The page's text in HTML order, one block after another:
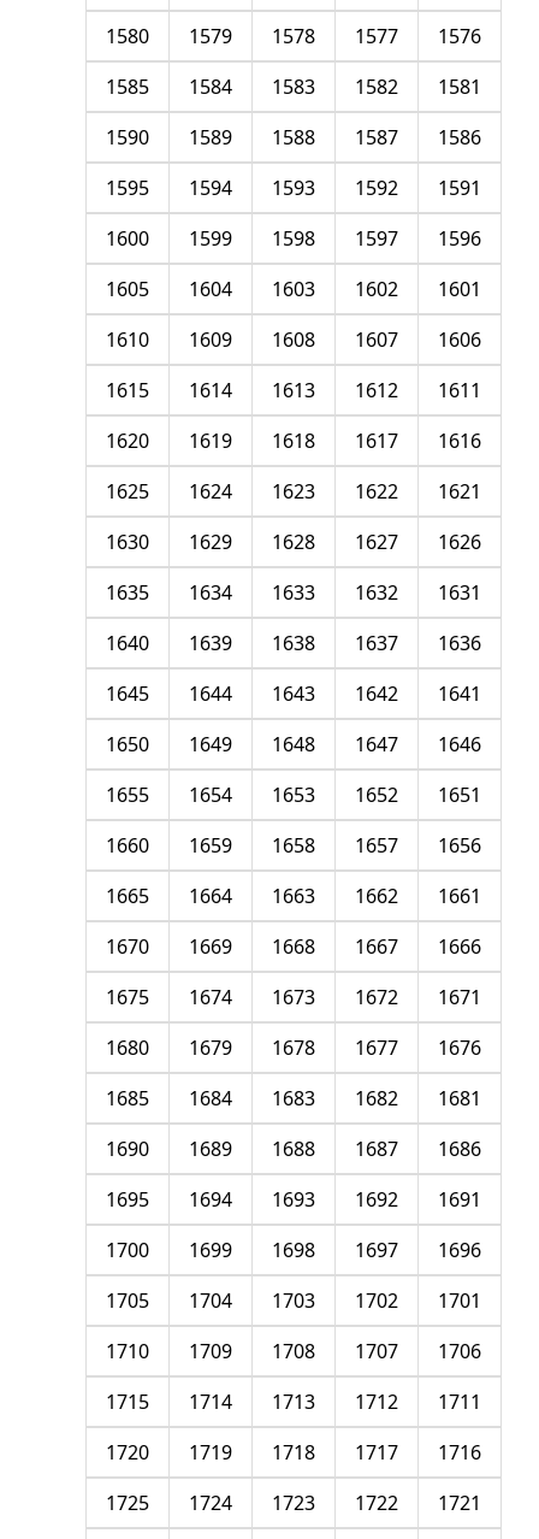
1576
1577
1578
1579
1580
1581
1582
1583
1584
1585
1586
1587
1588
1589
1590
1591
1592
1593
1594
1595
1596
1597
1598
1599
1600
1601
1602
1603
1604
1605
1606
1607
1608
1609
1610
1611
1612
1613
1614
1615
1616
1617
1618
1619
1620
1621
1622
1623
1624
1625
1626
1627
1628
1629
1630
1631
1632
1633
1634
1635
1636
1637
1638
1639
1640
1641
1642
1643
1644
1645
1646
1647
1648
1649
1650
1651
1652
1653
1654
1655
1656
1657
1658
1659
1660
1661
1662
1663
1664
1665
1666
1667
1668
1669
1670
1671
1672
1673
1674
1675
1676
1677
1678
1679
1680
1681
1682
1683
1684
1685
1686
1687
1688
1689
1690
1691
1692
1693
1694
1695
1696
1697
1698
1699
1700
1701
1702
1703
1704
1705
1706
1707
1708
1709
1710
1711
1712
1713
1714
1715
1716
1717
1718
1719
1720
1721
1722
1723
1724
1725